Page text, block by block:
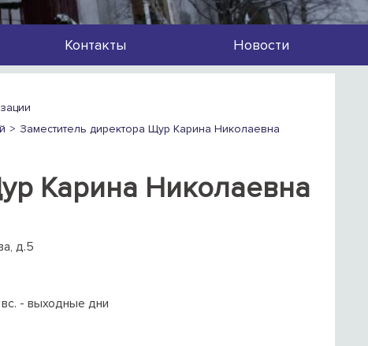
Контакты Новости
Заместитель директора Щур Карина Николаевна
Карина Николаевна
д.5
- выходные дни